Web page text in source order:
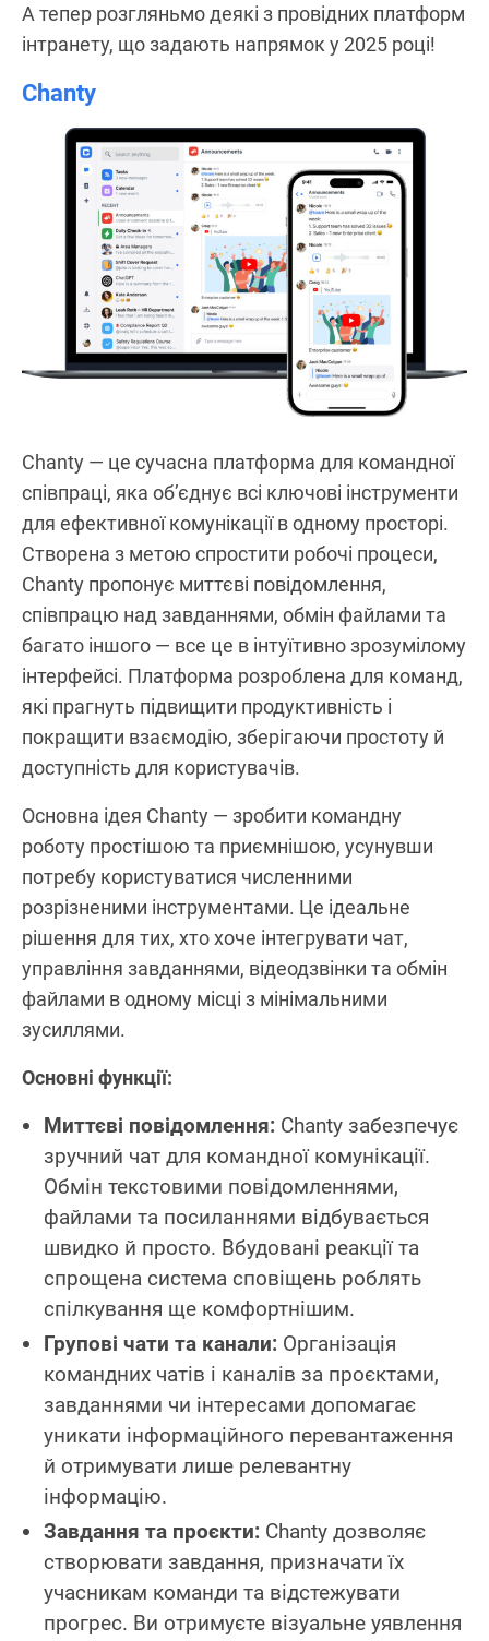
А тепер розгляньмо деякі з провідних платформ
інтранету, що задають напрямок у 2025 році!
Chanty
Chanty — це сучасна платформа для командної
співпраці, яка об’єднує всі ключові інструменти
для ефективної комунікації в одному просторі.
Створена з метою спростити робочі процеси,
Chanty пропонує миттєві повідомлення,
співпрацю над завданнями, обмін файлами та
багато іншого — все це в інтуїтивно зрозумілому
інтерфейсі. Платформа розроблена для команд,
які прагнуть підвищити продуктивність і
покращити взаємодію, зберігаючи простоту й
доступність для користувачів.
Основна ідея Chanty — зробити командну
роботу простішою та приємнішою, усунувши
потребу користуватися численними
розрізненими інструментами. Це ідеальне
рішення для тих, хто хоче інтегрувати чат,
управління завданнями, відеодзвінки та обмін
файлами в одному місці з мінімальними
зусиллями.
Основні функції:
Миттєві повідомлення: Chanty забезпечує
зручний чат для командної комунікації.
Обмін текстовими повідомленнями,
файлами та посиланнями відбувається
швидко й просто. Вбудовані реакції та
спрощена система сповіщень роблять
спілкування ще комфортнішим.
Групові чати та канали: Організація
командних чатів і каналів за проєктами,
завданнями чи інтересами допомагає
уникати інформаційного перевантаження
й отримувати лише релевантну
інформацію.
Завдання та проєкти: Chanty дозволяє
створювати завдання, призначати їх
учасникам команди та відстежувати
прогрес. Ви отримуєте візуальне уявлення